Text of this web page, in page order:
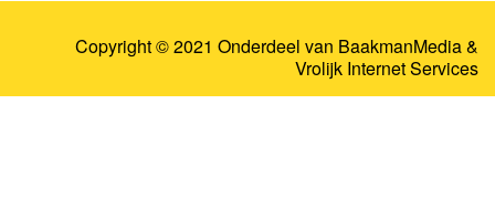
Copyright © 2021 Onderdeel van BaakmanMedia&
Vrolijk Internet Services